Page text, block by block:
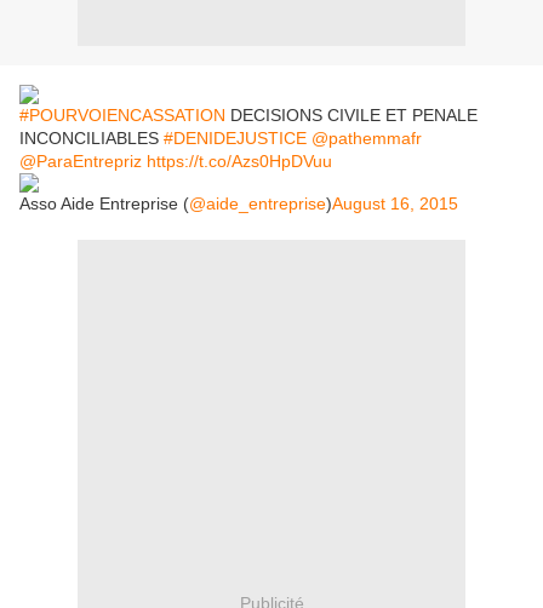
#POURVOIENCASSATION DECISIONS CIVILE ET PENALE
INCONCILIABLES #DENIDEJUSTICE @pathemmafr
@ParaEntrepriz https://t.co/Azs0HpDVuu
Asso Aide Entreprise (@aide_entreprise)August 16, 2015
Publicité